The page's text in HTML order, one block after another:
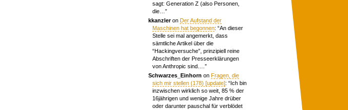
sagt: Generation Z (also Personen,
die… ”
kkanzleronDer Aufstand der
Maschinen hat begonnen: “An dieser
Stelle sei mal angemerkt, dass
sämtliche Artikel über die
“Hackingversuche”, prinzipiell reine
Abschriften der Presseerklärungen
von Anthropic sind.… ”
Schwarzes_Einhorn onFragen, die
sich mir stellen (178) [update]: “Ich bin
inzwischen wirklich so weit, 85 % der
16jährigen und wenige Jahre drüber
oder darunter pauschal für verblödet